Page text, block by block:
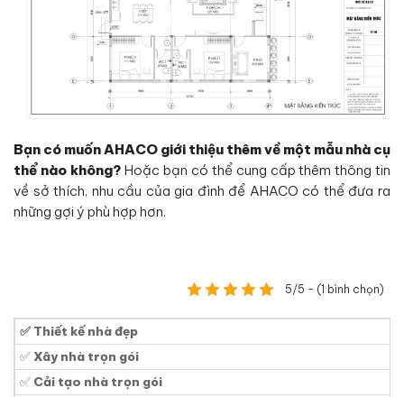
Bạn có muốn AHACO giới thiệu thêm về một mẫu nhà cụ
thể nào không? Hoặc bạn có thể cung cấp thêm thông tin
về sở thích, nhu cầu của gia đình để AHACO có thể đưa ra
những gợi ý phù hợp hơn.
5/5 - (1 bình chọn)
✅ Thiết kế nhà đẹp
✅ Xây nhà trọn gói
✅ Cải tạo nhà trọn gói